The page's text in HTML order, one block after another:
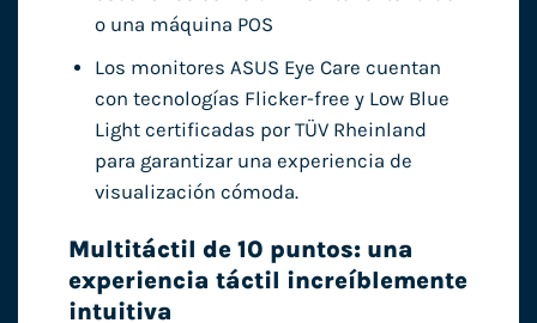
o una máquina POS
Los monitores ASUS Eye Care cuentan
con tecnologías Flicker-free y Low Blue
Light certificadas por TÜV Rheinland
para garantizar una experiencia de
visualización cómoda.
Multitáctil de 10 puntos: una
experiencia táctil increíblemente
intuitiva